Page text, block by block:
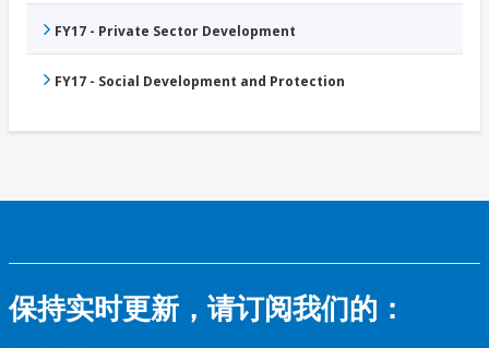
FY17 - Private Sector Development
FY17 - Social Development and Protection
保持实时更新，请订阅我们的：